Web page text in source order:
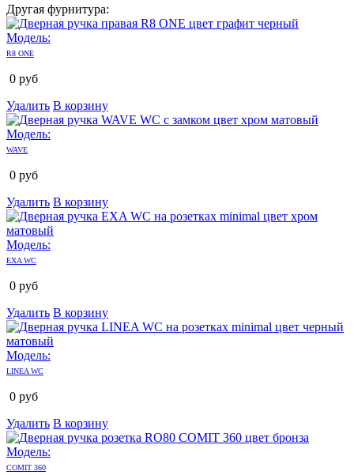
Другая фурнитура:
Модель:
R8 ONE
0 руб
Удалить В корзину
Модель:
WAVE
0 руб
Удалить В корзину
Модель:
EXA WC
0 руб
Удалить В корзину
Модель:
LINEA WC
0 руб
Удалить В корзину
Модель:
COMIT 360